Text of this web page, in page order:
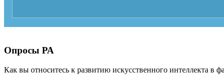
Опросы РА
Как вы относитесь к развитию искусственного интеллекта в